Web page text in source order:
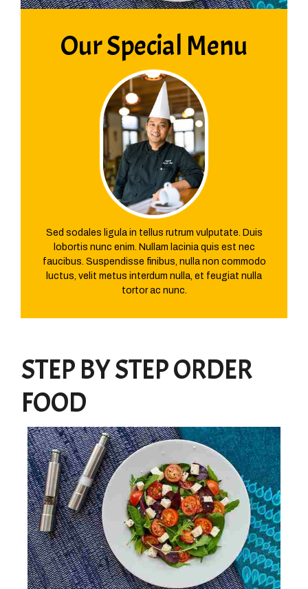
Our Special Menu
Sed sodales ligula in tellus rutrum vulputate. Duis
lobortis nunc enim. Nullam lacinia quis est nec
faucibus. Suspendisse finibus, nulla non commodo
luctus, velit metus interdum nulla, et feugiat nulla
tortor ac nunc.
STEP BY STEP ORDER
FOOD